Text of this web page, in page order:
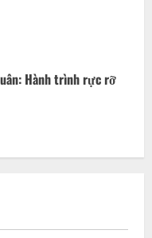
Hành trình rực rỡ